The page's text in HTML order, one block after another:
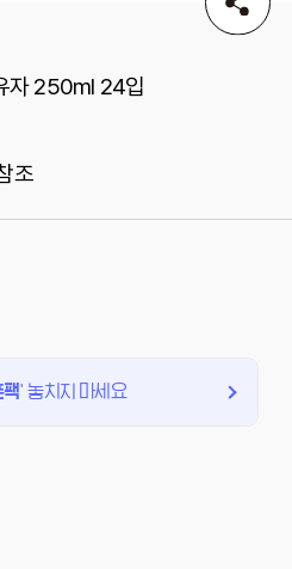
자 250ml 24입
조
팩' 놓치지 마세요